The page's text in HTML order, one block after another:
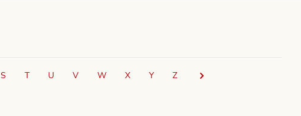
S T U V W X Y Z